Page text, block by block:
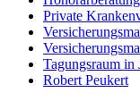
Private
Tagungsraum
Robert Peukert